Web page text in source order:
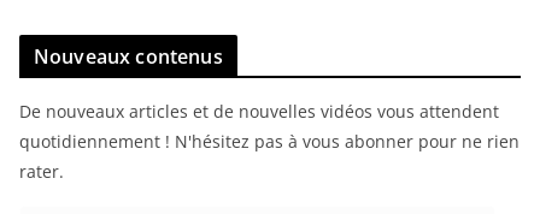
Nouveaux contenus
De nouveaux articles et de nouvelles vidéos vous attendent
quotidiennement ! N'hésitez pas à vous abonner pour ne rien
rater.